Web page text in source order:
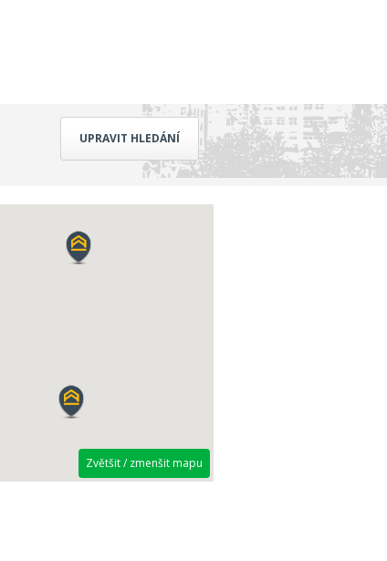
UPRAVIT HLEDÁNÍ
Zvětšit / zmenšit mapu